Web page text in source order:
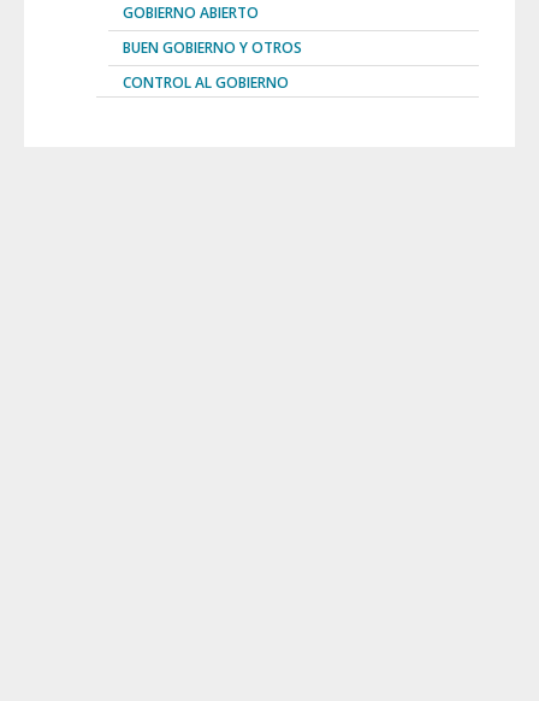
GOBIERNO ABIERTO
BUEN GOBIERNO Y OTROS
CONTROL AL GOBIERNO